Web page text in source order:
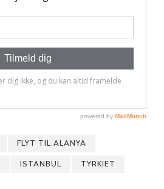
FLYT TIL ALANYA
ISTANBUL TYRKIET